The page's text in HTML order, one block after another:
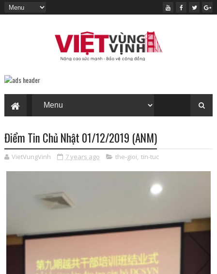
Điểm Tin Chủ Nhật 01/12/2019 (ANM)
VietVungVinh 7 years ago the-gioi, tin-tuc